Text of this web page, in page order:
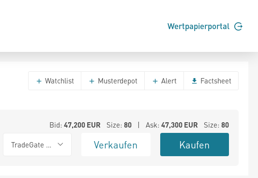
Wertpapierportal
Watchlist Musterdepot Alert Factsheet
Bid: 47,200EUR Size: 80| Ask: 47,300EUR Size: 80
TradeGate BSX Verkaufen Kaufen